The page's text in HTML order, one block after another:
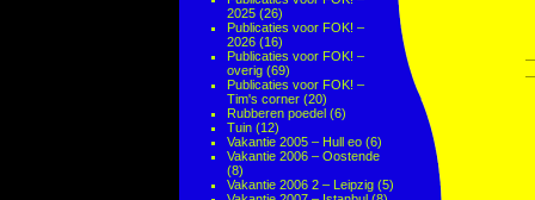
2025 (26)
Publicaties voor FOK! –
2026 (16)
Publicaties voor FOK! –
overig (69)
Publicaties voor FOK! –
Tim's corner (20)
Rubberen poedel (6)
Tuin (12)
Vakantie 2005 – Hull eo (6)
Vakantie 2006 – Oostende
(8)
Vakantie 2006 2 – Leipzig (5)